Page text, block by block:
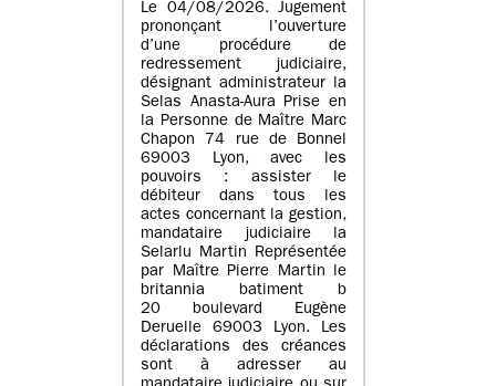
Le 04/08/2026. Jugement
prononçant l’ouverture
d’une procédure de
redressement judiciaire,
désignant administrateur la
Selas Anasta-Aura Prise en
la Personne de Maître Marc
Chapon 74 rue de Bonnel
69003 Lyon, avec les
pouvoirs : assister le
débiteur dans tous les
actes concernant la gestion,
mandataire judiciaire la
Selarlu Martin Représentée
par Maître Pierre Martin le
britannia batiment b
20 boulevard Eugène
Deruelle 69003 Lyon. Les
déclarations des créances
sont à adresser au